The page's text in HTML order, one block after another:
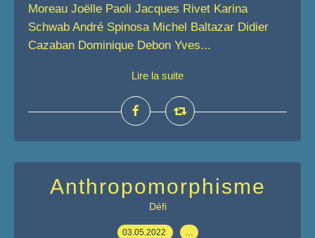
Moreau Joëlle Paoli Jacques Rivet Karina
Schwab André Spinosa Michel Baltazar Didier
Cazaban Dominique Debon Yves...
Lire la suite
Anthropomorphisme
Défi
03.05.2022 …